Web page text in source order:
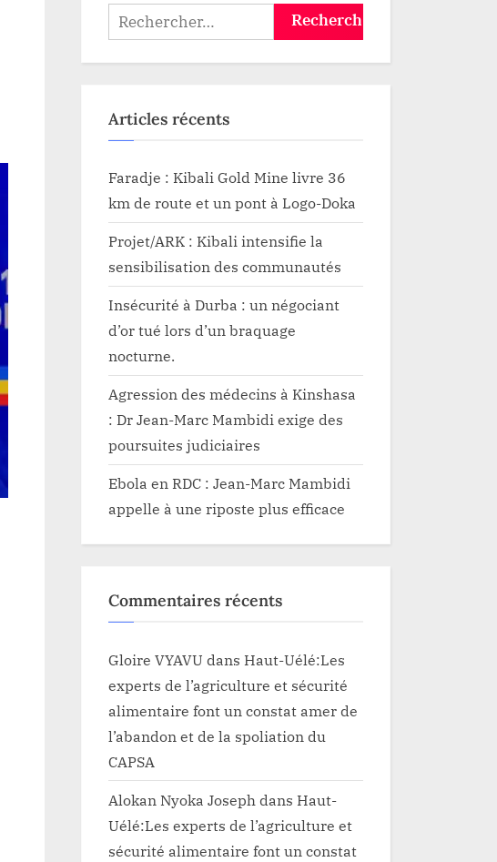
développement
Rechercher :
Articles récents
Faradje : Kibali Gold Mine livre 36
km de route et un pont à Logo-Doka
Projet/ARK : Kibali intensifie la
sensibilisation des communautés
Insécurité à Durba : un négociant
d’or tué lors d’un braquage
nocturne.
Agression des médecins à Kinshasa
: Dr Jean-Marc Mambidi exige des
poursuites judiciaires
Ebola en RDC : Jean-Marc Mambidi
appelle à une riposte plus efficace
Commentaires récents
Gloire VYAVU dans Haut-Uélé:Les
experts de l’agriculture et sécurité
alimentaire font un constat amer de
l’abandon et de la spoliation du
CAPSA
Alokan Nyoka Joseph dans Haut-
Uélé:Les experts de l’agriculture et
sécurité alimentaire font un constat